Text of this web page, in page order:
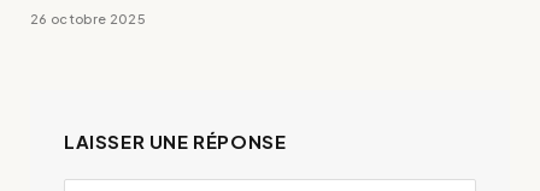
26 octobre 2025
LAISSER UNE RÉPONSE